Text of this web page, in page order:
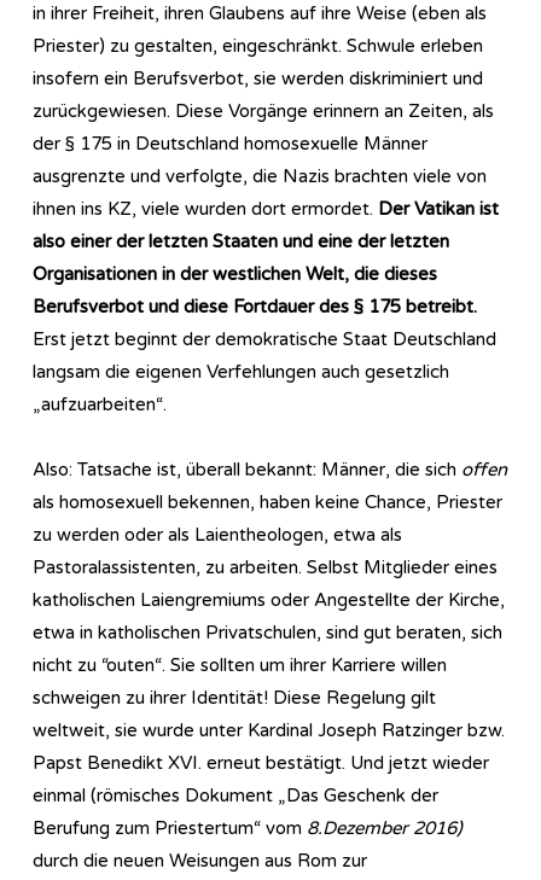
in ihrer Freiheit, ihren Glaubens auf ihre Weise (eben als
Priester) zu gestalten, eingeschränkt. Schwule erleben
insofern ein Berufsverbot, sie werden diskriminiert und
zurückgewiesen. Diese Vorgänge erinnern an Zeiten, als
der § 175 in Deutschland homosexuelle Männer
ausgrenzte und verfolgte, die Nazis brachten viele von
ihnen ins KZ, viele wurden dort ermordet. Der Vatikan ist
also einer der letzten Staaten und eine der letzten
Organisationen in der westlichen Welt, die dieses
Berufsverbot und diese Fortdauer des § 175 betreibt.
Erst jetzt beginnt der demokratische Staat Deutschland
langsam die eigenen Verfehlungen auch gesetzlich
„aufzuarbeiten“.
Also: Tatsache ist, überall bekannt: Männer, die sich offen
als homosexuell bekennen, haben keine Chance, Priester
zu werden oder als Laientheologen, etwa als
Pastoralassistenten, zu arbeiten. Selbst Mitglieder eines
katholischen Laiengremiums oder Angestellte der Kirche,
etwa in katholischen Privatschulen, sind gut beraten, sich
nicht zu “outen“. Sie sollten um ihrer Karriere willen
schweigen zu ihrer Identität! Diese Regelung gilt
weltweit, sie wurde unter Kardinal Joseph Ratzinger bzw.
Papst Benedikt XVI. erneut bestätigt. Und jetzt wieder
einmal (römisches Dokument „Das Geschenk der
Berufung zum Priestertum“ vom 8.Dezember 2016)
durch die neuen Weisungen aus Rom zur